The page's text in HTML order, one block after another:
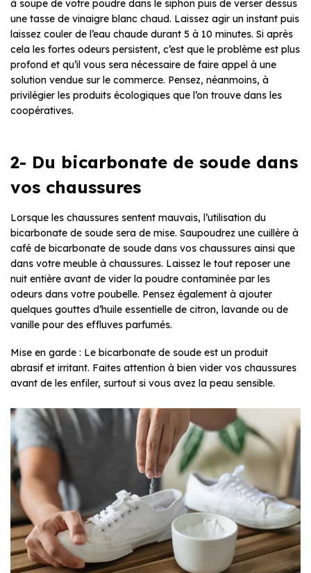
à soupe de votre poudre dans le siphon puis de verser dessus
une tasse de vinaigre blanc chaud. Laissez agir un instant puis
laissez couler de l’eau chaude durant 5 à 10 minutes. Si après
cela les fortes odeurs persistent, c’est que le problème est plus
profond et qu’il vous sera nécessaire de faire appel à une
solution vendue sur le commerce. Pensez, néanmoins, à
privilégier les produits écologiques que l’on trouve dans les
coopératives.
2- Du bicarbonate de soude dans
vos chaussures
Lorsque les chaussures sentent mauvais, l’utilisation du
bicarbonate de soude sera de mise. Saupoudrez une cuillère à
café de bicarbonate de soude dans vos chaussures ainsi que
dans votre meuble à chaussures. Laissez le tout reposer une
nuit entière avant de vider la poudre contaminée par les
odeurs dans votre poubelle. Pensez également à ajouter
quelques gouttes d’huile essentielle de citron, lavande ou de
vanille pour des effluves parfumés.
Mise en garde : Le bicarbonate de soude est un produit
abrasif et irritant. Faites attention à bien vider vos chaussures
avant de les enfiler, surtout si vous avez la peau sensible.